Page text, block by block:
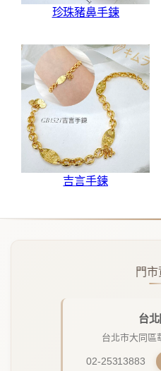
珍珠豬鼻手鍊
吉言手鍊
門
台
台北市大同區
02-25313883